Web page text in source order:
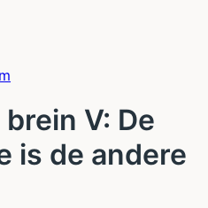
V: De
is de andere